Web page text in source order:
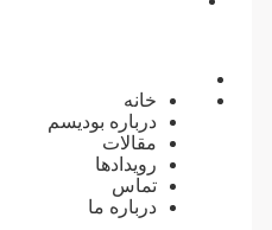
خانه
درباره بودیسم
مقالات
رویدادها
تماس
درباره ما